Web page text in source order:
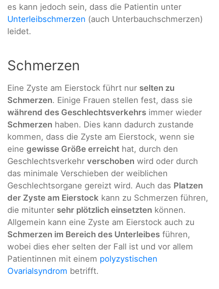
es kann jedoch sein, dass die Patientin unter
Unterleibschmerzen (auch Unterbauchschmerzen)
leidet.
Schmerzen
Eine Zyste am Eierstock führt nur selten zu
Schmerzen. Einige Frauen stellen fest, dass sie
während des Geschlechtsverkehrs immer wieder
Schmerzen haben. Dies kann dadurch zustande
kommen, dass die Zyste am Eierstock, wenn sie
eine gewisse Größe erreicht hat, durch den
Geschlechtsverkehr verschoben wird oder durch
das minimale Verschieben der weiblichen
Geschlechtsorgane gereizt wird. Auch das Platzen
der Zyste am Eierstock kann zu Schmerzen führen,
die mitunter sehr plötzlich einsetzten können.
Allgemein kann eine Zyste am Eierstock auch zu
Schmerzen im Bereich des Unterleibes führen,
wobei dies eher selten der Fall ist und vor allem
Patientinnen mit einem polyzystischen
Ovarialsyndrom betrifft.